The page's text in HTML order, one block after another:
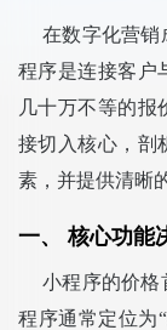
在数字化营销
程序是连接客户
几十万不等的报
接切入核心，剖
素，并提供清晰
一、 核心功能
小程序的价格
程序通常定位为